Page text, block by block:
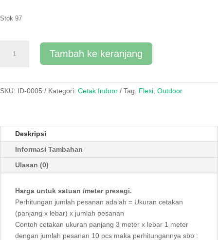
Stok 97
Sticker
Tambah ke keranjang
SKU: ID-0005 Kategori: Cetak Indoor Tag: Flexi Outdoor
Deskripsi
Informasi Tambahan
Ulasan (0)
Harga untuk satuan /meter presegi.
Perhitungan jumlah pesanan adalah = Ukuran cetakan
(panjang x lebar) x jumlah pesanan
Contoh cetakan ukuran panjang 3 meter x lebar 1 meter
dengan jumlah pesanan 10 pcs maka perhitungannya sbb :